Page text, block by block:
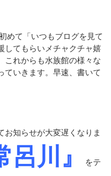
めて「いつもブログを見て
してもらいメチャクチャ嬉
これからも水族館の様々な
ていきます。早速、書いて
お知らせが大変遅くなりま
呂川』 をテ